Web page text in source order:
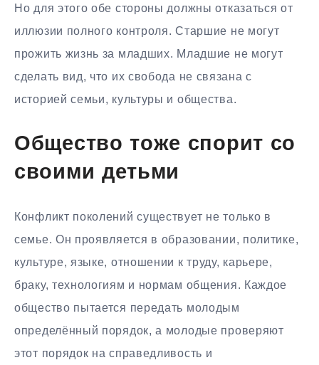
Но для этого обе стороны должны отказаться от
иллюзии полного контроля. Старшие не могут
прожить жизнь за младших. Младшие не могут
сделать вид, что их свобода не связана с
историей семьи, культуры и общества.
Общество тоже спорит со
своими детьми
Конфликт поколений существует не только в
семье. Он проявляется в образовании, политике,
культуре, языке, отношении к труду, карьере,
браку, технологиям и нормам общения. Каждое
общество пытается передать молодым
определённый порядок, а молодые проверяют
этот порядок на справедливость и